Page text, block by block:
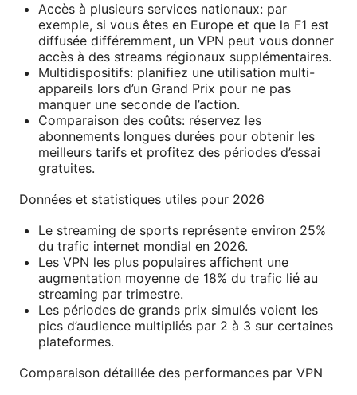
Accès à plusieurs services nationaux: par
exemple, si vous êtes en Europe et que la F1 est
diffusée différemment, un VPN peut vous donner
accès à des streams régionaux supplémentaires.
Multidispositifs: planifiez une utilisation multi-
appareils lors d’un Grand Prix pour ne pas
manquer une seconde de l’action.
Comparaison des coûts: réservez les
abonnements longues durées pour obtenir les
meilleurs tarifs et profitez des périodes d’essai
gratuites.
Données et statistiques utiles pour 2026
Le streaming de sports représente environ 25%
du trafic internet mondial en 2026.
Les VPN les plus populaires affichent une
augmentation moyenne de 18% du trafic lié au
streaming par trimestre.
Les périodes de grands prix simulés voient les
pics d’audience multipliés par 2 à 3 sur certaines
plateformes.
Comparaison détaillée des performances par VPN